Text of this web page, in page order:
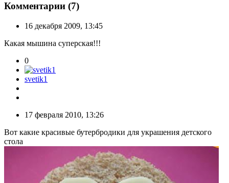
Комментарии (7)
16 декабря 2009, 13:45
Какая мышина суперская!!!
0
svetik1
17 февраля 2010, 13:26
Вот какие красивые бутербродики для украшения детского
стола